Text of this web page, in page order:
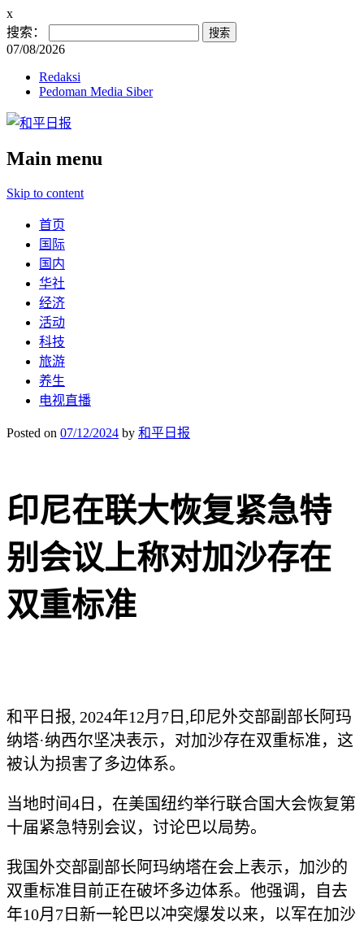
x
搜索：
07/08/2026
Redaksi
Pedoman Media Siber
Main menu
Skip to content
首页
国际
国内
华社
经济
活动
科技
旅游
养生
电视直播
Posted on 07/12/2024 by 和平日报
印尼在联大恢复紧急特
别会议上称对加沙存在
双重标准
和平日报, 2024年12月7日,印尼外交部副部长阿玛
纳塔·纳西尔坚决表示，对加沙存在双重标准，这
被认为损害了多边体系。
当地时间4日，在美国纽约举行联合国大会恢复第
十届紧急特别会议，讨论巴以局势。
我国外交部副部长阿玛纳塔在会上表示，加沙的
双重标准目前正在破坏多边体系。他强调，自去
年10月7日新一轮巴以冲突爆发以来，以军在加沙